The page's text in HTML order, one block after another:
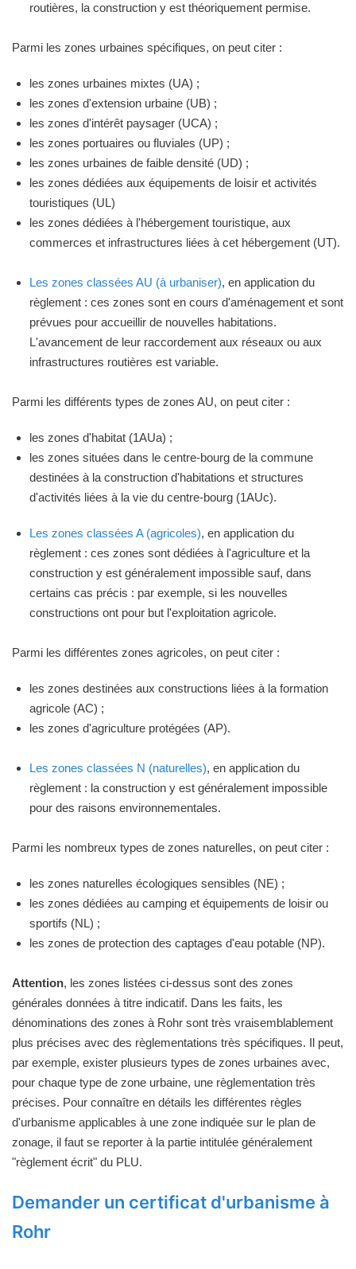
routières, la construction y est théoriquement permise.
Parmi les zones urbaines spécifiques, on peut citer :
les zones urbaines mixtes (UA) ;
les zones d'extension urbaine (UB) ;
les zones d'intérêt paysager (UCA) ;
les zones portuaires ou fluviales (UP) ;
les zones urbaines de faible densité (UD) ;
les zones dédiées aux équipements de loisir et activités
touristiques (UL)
les zones dédiées à l'hébergement touristique, aux
commerces et infrastructures liées à cet hébergement (UT).
Les zones classées AU (à urbaniser), en application du
règlement : ces zones sont en cours d'aménagement et sont
prévues pour accueillir de nouvelles habitations.
L'avancement de leur raccordement aux réseaux ou aux
infrastructures routières est variable.
Parmi les différents types de zones AU, on peut citer :
les zones d'habitat (1AUa) ;
les zones situées dans le centre-bourg de la commune
destinées à la construction d'habitations et structures
d'activités liées à la vie du centre-bourg (1AUc).
Les zones classées A (agricoles), en application du
règlement : ces zones sont dédiées à l'agriculture et la
construction y est généralement impossible sauf, dans
certains cas précis : par exemple, si les nouvelles
constructions ont pour but l'exploitation agricole.
Parmi les différentes zones agricoles, on peut citer :
les zones destinées aux constructions liées à la formation
agricole (AC) ;
les zones d'agriculture protégées (AP).
Les zones classées N (naturelles), en application du
règlement : la construction y est généralement impossible
pour des raisons environnementales.
Parmi les nombreux types de zones naturelles, on peut citer :
les zones naturelles écologiques sensibles (NE) ;
les zones dédiées au camping et équipements de loisir ou
sportifs (NL) ;
les zones de protection des captages d'eau potable (NP).
Attention, les zones listées ci-dessus sont des zones
générales données à titre indicatif. Dans les faits, les
dénominations des zones à Rohr sont très vraisemblablement
plus précises avec des règlementations très spécifiques. Il peut,
par exemple, exister plusieurs types de zones urbaines avec,
pour chaque type de zone urbaine, une règlementation très
précises. Pour connaître en détails les différentes règles
d'urbanisme applicables à une zone indiquée sur le plan de
zonage, il faut se reporter à la partie intitulée généralement
"règlement écrit" du PLU.
Demander un certificat d'urbanisme à
Rohr